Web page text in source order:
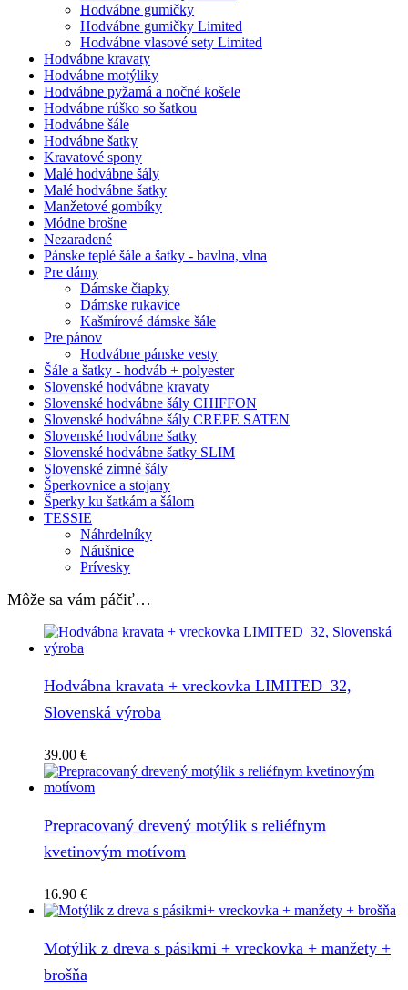
Hodvábne gumičky
Hodvábne gumičky Limited
Hodvábne vlasové sety Limited
Hodvábne kravaty
Hodvábne motýliky
Hodvábne pyžamá a nočné košele
Hodvábne rúško so šatkou
Hodvábne šále
Hodvábne šatky
Kravatové spony
Malé hodvábne šály
Malé hodvábne šatky
Manžetové gombíky
Módne brošne
Nezaradené
Pánske teplé šále a šatky - bavlna, vlna
Pre dámy
Dámske čiapky
Dámske rukavice
Kašmírové dámske šále
Pre pánov
Hodvábne pánske vesty
Šále a šatky - hodváb + polyester
Slovenské hodvábne kravaty
Slovenské hodvábne šály CHIFFON
Slovenské hodvábne šály CREPE SATEN
Slovenské hodvábne šatky
Slovenské hodvábne šatky SLIM
Slovenské zimné šály
Šperkovnice a stojany
Šperky ku šatkám a šálom
TESSIE
Náhrdelníky
Náušnice
Prívesky
Môže sa vám páčiť…
Hodvábna kravata + vreckovka LIMITED_32,
Slovenská výroba
39.00 €
Prepracovaný drevený motýlik s reliéfnym
kvetinovým motívom
16.90 €
Motýlik z dreva s pásikmi + vreckovka + manžety +
brošňa